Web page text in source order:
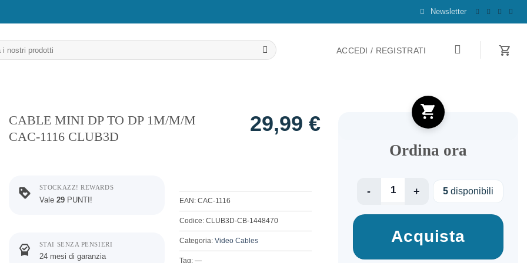
Newsletter
ACCEDI / REGISTRATI
CABLE MINI DP TO DP 1M/M/M
CAC-1116 CLUB3D
29,99 €
STOCKAZZ! REWARDS
Vale 29 PUNTI!
STAI SENZA PENSIERI
24 mesi di garanzia
EAN: CAC-1116
Codice: CLUB3D-CB-1448470
Categoria: Video Cables
Tag: —
Ordina ora
CABLE MINI DP TO DP 1M/M/M CAC-1116
5 disponibili
Acquista